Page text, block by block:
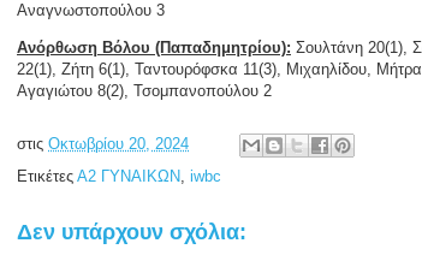
Αναγνωστοπούλου 3
Ανόρθωση Βόλου (Παπαδημητρίου): Σουλτάνη 20(1),
22(1), Ζήτη 6(1), Ταντουρόφσκα 11(3), Μιχαηλίδου,
Αγαγιώτου 8(2), Τσομπανοπούλου 2
στις Οκτωβρίου 20, 2024
Ετικέτες Α2 ΓΥΝΑΙΚΩΝ, iwbc
Δεν υπάρχουν σχόλια: